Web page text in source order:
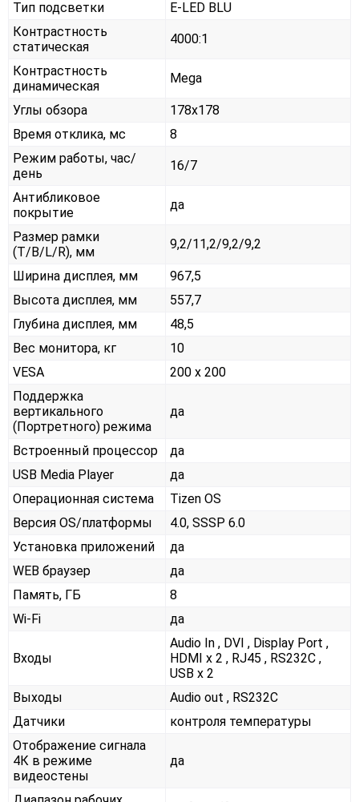
Тип подсветки
E-LED BLU
Контрастность
статическая
4000:1
Контрастность
динамическая
Mega
Углы обзора
178x178
Время отклика, мс
8
Режим работы, час/
день
16/7
Антибликовое
покрытие
да
Размер рамки
(T/B/L/R), мм
9,2/11,2/9,2/9,2
Ширина дисплея, мм
967,5
Высота дисплея, мм
557,7
Глубина дисплея, мм
48,5
Вес монитора, кг
10
VESA
200 x 200
Поддержка
вертикального
(Портретного) режима
да
Встроенный процессор
да
USB Media Player
да
Операционная система
Tizen OS
Версия OS/платформы
4.0, SSSP 6.0
Установка приложений
да
WEB браузер
да
Память, ГБ
8
Wi-Fi
да
Входы
Audio In , DVI , Display Port ,
HDMI x 2 , RJ45 , RS232С ,
USB x 2
Выходы
Audio out , RS232С
Датчики
контроля температуры
Отображение сигнала
4К в режиме
видеостены
да